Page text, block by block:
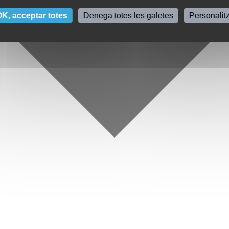
acceptar totes Denega totes les galetes